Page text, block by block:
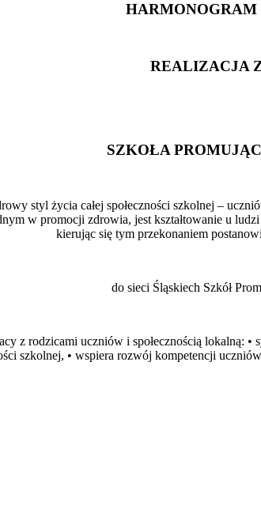
REALIZACJA
SZKOŁA
styl życia całej społeczności szkolnej –
w promocji zdrowia, jest kształtowanie u
kierując się tym przekonaniem
do sieci Śląskiech Szkół
z rodzicami uczniów i społecznością lokalną:
szkolnej, • wspiera rozwój kompetencji